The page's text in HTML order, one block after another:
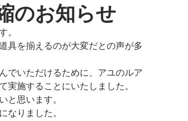
のお知らせ
す。
具を揃えるのが大変だとの声が多
でいただけるために、アユのルア
実施することにいたしました。
と思います。
なりました。